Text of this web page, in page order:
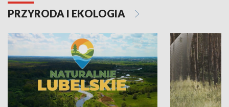
PRZYRODA I EKOLOGIA